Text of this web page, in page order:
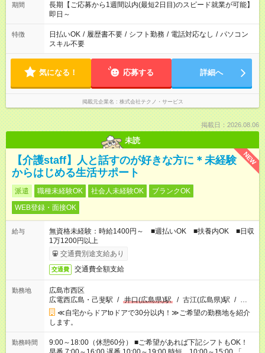
期間
長期【ご応募から1週間以内(最短2日目)のスピード就業が可能】
即日～
特徴 日払いOK / 履歴書不要 / シフト勤務 / 電話対応なし / パソコン
スキル不要
気になる！ 応募する 詳細へ
掲載元企業名 株式会社テクノ・サービス
掲載日：2026.08.06
未読
NEW
【介護staff】人と話すのが好きな方に＊未経験
からはじめる生活サポート
派遣 職種未経験OK 社会人未経験OK
ブランクOK
WEB登録・面接OK
給与
無資格未経験：時給1400円～ ■週払いOK ■扶養内OK ■日収
1万1200円以上
交通費別途支給あり
交通費 交通費全額支給
勤務地
広島市西区
広電西広島・己斐駅 / 井口(広島県)駅 / 古江(広島県)駅 / …
≪自宅からドアtoドアで30分以内！≫ご希望の勤務地を紹介
します。
勤務時間
9:00～18:00（休憩60分） ■ご希望があれば下記シフトもOK！